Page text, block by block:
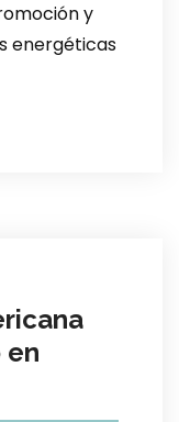
y
energéticas
en